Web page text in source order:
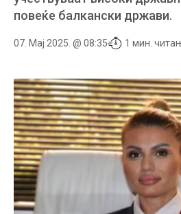
повеќе балкански држави.
07. Мај 2025. @ 08:35 1 мин.